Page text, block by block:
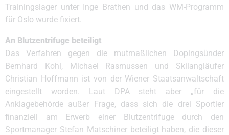
Trainingslager unter Inge Brathen und das WM-Programm
für Oslo wurde fixiert.
An Blutzentrifuge beteiligt
Das Verfahren gegen die mutmaßlichen Dopingsünder
Bernhard Kohl, Michael Rasmussen und Skilangläufer
Christian Hoffmann ist von der Wiener Staatsanwaltschaft
eingestellt worden. Laut DPA steht aber „für die
Anklagebehörde außer Frage, dass sich die drei Sportler
finanziell am Erwerb einer Blutzentrifuge durch den
Sportmanager Stefan Matschiner beteiligt haben, die dieser